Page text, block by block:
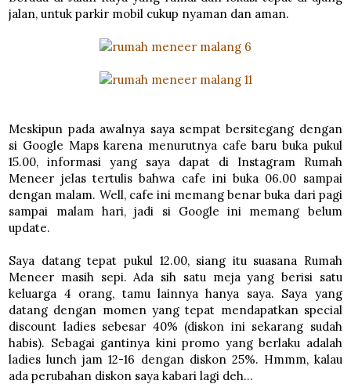
jalan, untuk parkir mobil cukup nyaman dan aman.
Meskipun pada awalnya saya sempat bersitegang dengan
si Google Maps karena menurutnya cafe baru buka pukul
15.00, informasi yang saya dapat di Instagram Rumah
Meneer jelas tertulis bahwa cafe ini buka 06.00 sampai
dengan malam. Well, cafe ini memang benar buka dari pagi
sampai malam hari, jadi si Google ini memang belum
update.
Saya datang tepat pukul 12.00, siang itu suasana Rumah
Meneer masih sepi. Ada sih satu meja yang berisi satu
keluarga 4 orang, tamu lainnya hanya saya. Saya yang
datang dengan momen yang tepat mendapatkan special
discount ladies sebesar 40% (diskon ini sekarang sudah
habis). Sebagai gantinya kini promo yang berlaku adalah
ladies lunch jam 12-16 dengan diskon 25%. Hmmm, kalau
ada perubahan diskon saya kabari lagi deh…